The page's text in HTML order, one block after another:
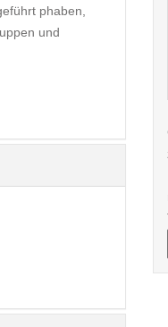
phaben,
und